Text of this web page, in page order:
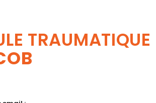
TRAUMATIQUE